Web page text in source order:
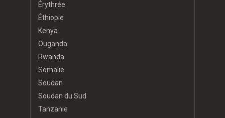
Érythrée
Éthiopie
Kenya
Ouganda
Rwanda
Somalie
Soudan
Soudan du Sud
Tanzanie